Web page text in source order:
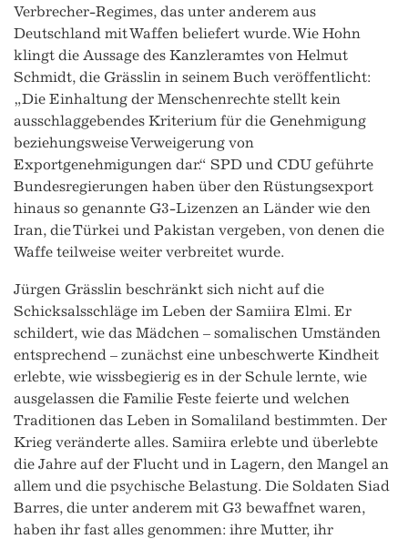
Verbrecher-Regimes, das unter anderem aus
Deutschland mit Waffen beliefert wurde. Wie Hohn
klingt die Aussage des Kanzleramtes von Helmut
Schmidt, die Grässlin in seinem Buch veröffentlicht:
„Die Einhaltung der Menschenrechte stellt kein
ausschlaggebendes Kriterium für die Genehmigung
beziehungsweise Verweigerung von
Exportgenehmigungen dar.“ SPD und CDU geführte
Bundesregierungen haben über den Rüstungsexport
hinaus so genannte G3-Lizenzen an Länder wie den
Iran, die Türkei und Pakistan vergeben, von denen die
Waffe teilweise weiter verbreitet wurde.
Jürgen Grässlin beschränkt sich nicht auf die
Schicksalsschläge im Leben der Samiira Elmi. Er
schildert, wie das Mädchen – somalischen Umständen
entsprechend – zunächst eine unbeschwerte Kindheit
erlebte, wie wissbegierig es in der Schule lernte, wie
ausgelassen die Familie Feste feierte und welchen
Traditionen das Leben in Somaliland bestimmten. Der
Krieg veränderte alles. Samiira erlebte und überlebte
die Jahre auf der Flucht und in Lagern, den Mangel an
allem und die psychische Belastung. Die Soldaten Siad
Barres, die unter anderem mit G3 bewaffnet waren,
haben ihr fast alles genommen: ihre Mutter, ihr